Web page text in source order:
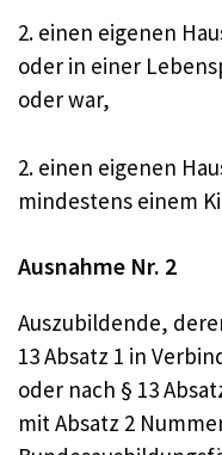
2. einen eigenen
oder in einer
oder war,
2. einen eigenen
mindestens einem
Ausnahme Nr. 2
Auszubildende,
13 Absatz 1 in
oder nach § 13
mit Absatz 2